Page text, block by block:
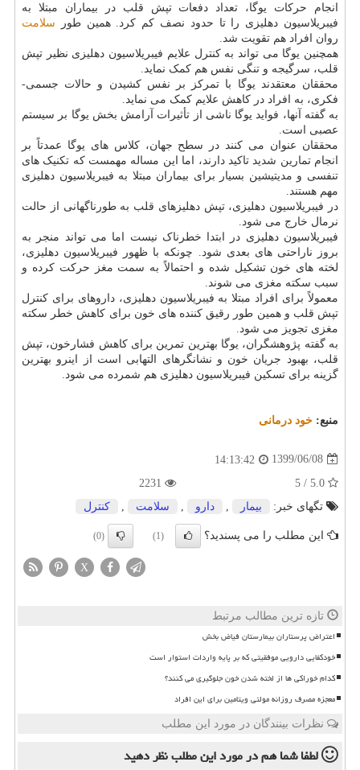
انجام حرکات یوگا، تعداد دفعات تپش قلب در بیماران مبتلا به
فیبریلاسیون دهلیزی را تا حدود نصف کم کرد. همین طور سلامت
روان افراد هم تقویت شد.
همچنین یوگا می تواند به کنترل علایم فیبریلاسیون دهلیزی نظیر تپش
قلب، سرگیجه و تنگی نفس هم کمک نماید.
محققان معتقدند یوگا با تمرکز بر نفس کشیدن و حالات جسمی-
فکری، به افراد در کاهش علایم کمک می نماید.
به گفته آنها، فواید یوگا ناشی از تأثیرات آرامش بخش یوگا بر سیستم
عصبی است.
محققان عنوان می کنند در سطح جهان، کلاس های یوگا عمدتاً بر
انجام تمارین شدید تاکید دارند، اما این مساله مهمست که تکنیک های
تنفسی و مدیتیشین بسیار برای بیماران مبتلا به فیبریلاسیون دهلیزی
مهم هستند.
در فیبریلاسیون دهلیزی، تپش دهلیزهای قلب به طورناگهانی از حالت
نرمال خارج می شود.
فیبریلاسیون دهلیزی در ابتدا خطرناک نیست اما می تواند منجر به
بروز ناراحتی های بعدی شود. چونکه با ظهور فیبریلاسیون دهلیزی،
لخته های خون تشکیل شده و احتمالاً به سمت مغز حرکت کرده و
سبب سکته مغزی می شوند.
معمولاً برای افراد مبتلا به فیبریلاسیون دهلیزی، داروهای برای کنترل
تپش قلب و همین طور رقیق کننده های خون برای کاهش خطر سکته
مغزی تجویز می شود.
به گفته پژوهشگران، یوگا بهترین تمرین برای کاهش فشارخون، تپش
قلب، بهبود جریان خون و نشانگرهای التهابی است از اینرو بهترین
گزینه برای تسکین فیبریلاسیون دهلیزی هم شمرده می شود.
منبع: خود درمانی
1399/06/08
14:13:42
تگهای خبر:
بیمار دارو سلامت كنترل
این مطلب را می پسندید؟ (1)
(0)
X
تازه ترین مطالب مرتبط
اعتراض پرستاران بیمارستان فیاض بخش
خودکفایی دارویی موفقیتی که بر پایه واردات استوار است
کدام خوراکی ها از لخته شدن خون جلوگیری می کنند؟
معجزه مصرف روزانه مولتی ویتامین برای این افراد
نظرات بینندگان در مورد این مطلب
لطفا شما همدر مورد این مطلبنظر دهید